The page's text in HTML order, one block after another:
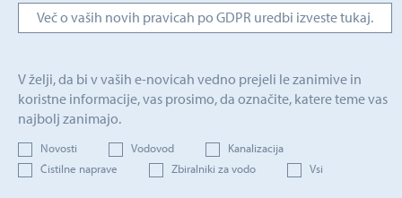
Več o vaših novih pravicah po GDPR uredbi izveste tukaj.
V želji, da bi v vaših e-novicah vedno prejeli le zanimive in
koristne informacije, vas prosimo, da označite, katere teme vas
najbolj zanimajo.
Novosti Vodovod
Kanalizacija
Čistilne naprave
Zbiralniki za vodo Vsi